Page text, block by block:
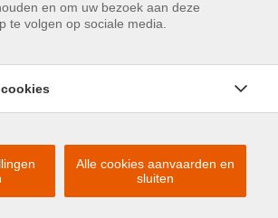
en om uw bezoek aan deze
te volgen op sociale media.
Alle cookies aanvaarden en
sluiten